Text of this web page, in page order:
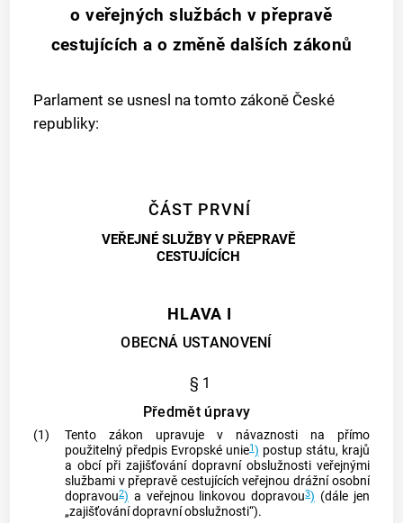
o veřejných službách v přepravě
cestujících a o změně dalších zákonů
Parlament se usnesl na tomto zákoně České
republiky:
ČÁST PRVNÍ
VEŘEJNÉ SLUŽBY V PŘEPRAVĚ
CESTUJÍCÍCH
HLAVA I
OBECNÁ USTANOVENÍ
§ 1
Předmět úpravy
(1)
Tento zákon upravuje v návaznosti na přímo
použitelný předpis Evropské unie1) postup státu, krajů
a obcípři zajišťování dopravní obslužnostiveřejnými
službami v přepravě cestujících veřejnou drážní osobní
dopravou2) a veřejnou linkovou dopravou3) (dále jen
„zajišťovánídopravní obslužnosti“).